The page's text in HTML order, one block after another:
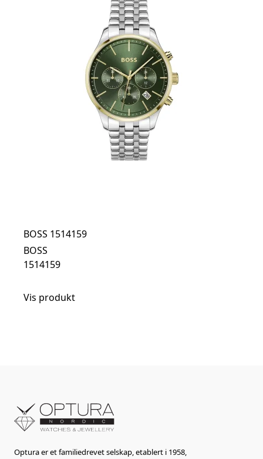
BOSS 1514159
BOSS
1514159
Vis produkt
Optura er et familiedrevet selskap, etablert i 1958,